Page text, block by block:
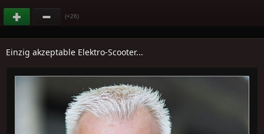
(+26)
Einzig akzeptable Elektro-Scooter...